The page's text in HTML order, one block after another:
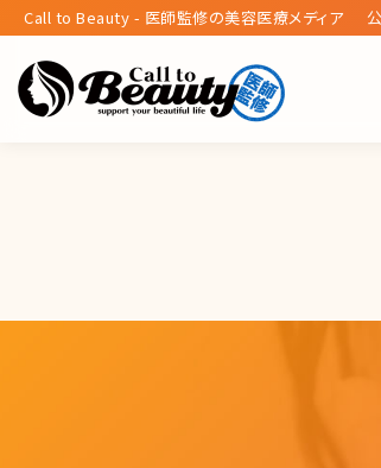
Call to Beauty - 医師監修の美容医療メディア